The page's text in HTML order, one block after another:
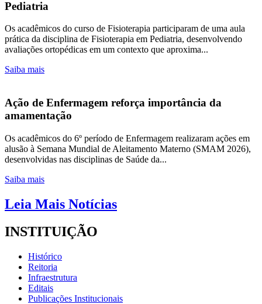
Pediatria
Os acadêmicos do curso de Fisioterapia participaram de uma aula
prática da disciplina de Fisioterapia em Pediatria, desenvolvendo
avaliações ortopédicas em um contexto que aproxima...
Saiba mais
Ação de Enfermagem reforça importância da
amamentação
Os acadêmicos do 6º período de Enfermagem realizaram ações em
alusão à Semana Mundial de Aleitamento Materno (SMAM 2026),
desenvolvidas nas disciplinas de Saúde da...
Saiba mais
Leia Mais Notícias
INSTITUIÇÃO
Histórico
Reitoria
Infraestrutura
Editais
Publicações Institucionais